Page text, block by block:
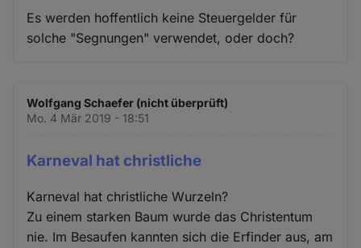
Es werden hoffentlich keine Steuergelder für
solche "Segnungen" verwendet, oder doch?
Wolfgang Schaefer (nicht überprüft)
Mo. 4 Mär 2019 - 18:51
Karneval hat christliche
Karneval hat christliche Wurzeln?
Zu einem starken Baum wurde das Christentum
nie. Im Besaufen kannten sich die Erfinder aus, am